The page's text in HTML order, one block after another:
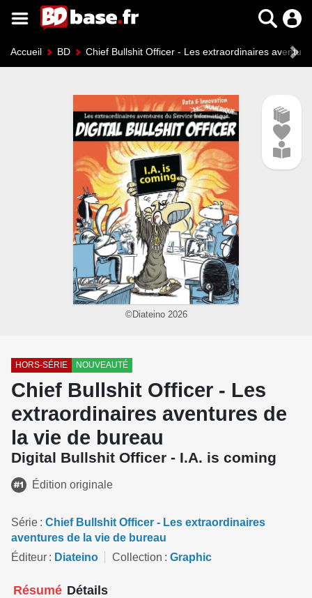
Accueil BD Chief Bullshit Officer - Les extraordinaires
©Diateino 2026
HORS-SÉRIE NOUVEAUTÉ
Chief Bullshit Officer - Les
extraordinaires aventures de
la vie de bureau
Digital Bullshit Officer - I.A. is coming
Édition originale
Série
Chief Bullshit Officer - Les extraordinaires
aventures de la vie de bureau
Éditeur
Diateino Collection Graphic
Résumé Détails